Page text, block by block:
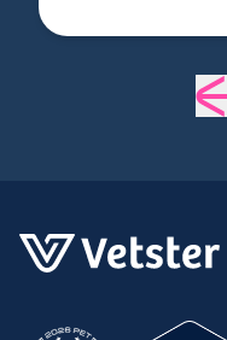
ligne
médicaux. Le
serviable et